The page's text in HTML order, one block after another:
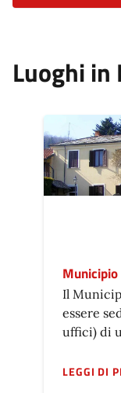
Luoghi in
Il
essere
uffici) di
LEGGI DI